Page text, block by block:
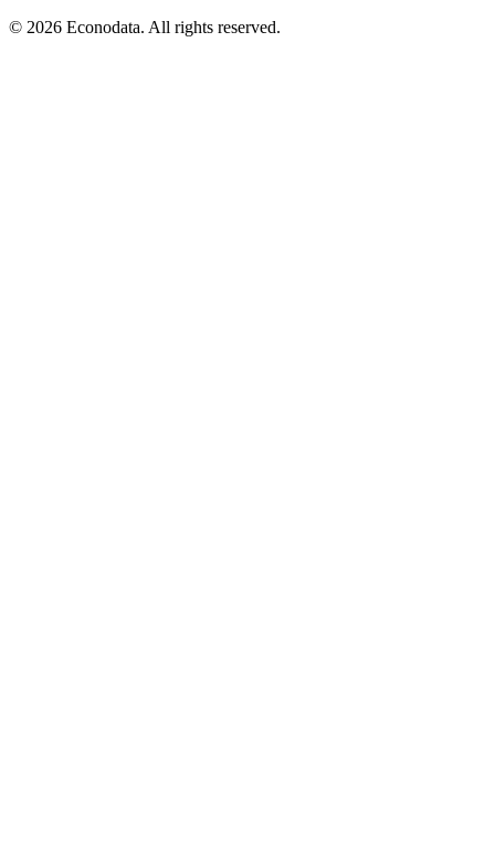
© 2026 Econodata. All rights reserved.